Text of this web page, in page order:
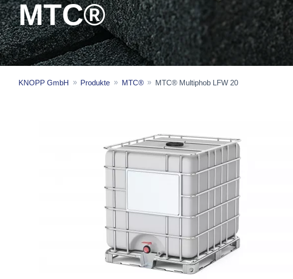
MTC®
KNOPP GmbH Produkte MTC® MTC® Multiphob LFW 20